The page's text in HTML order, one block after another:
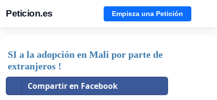
Peticion.es Empieza una Petición
SI a la adopción en Mali por parte de
extranjeros !
Compartir en Facebook